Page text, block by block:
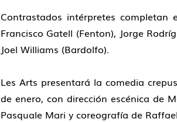
Contrastados intérpretes completan
Francisco Gatell (Fenton), Jorge
Joel Williams (Bardolfo).
Les Arts presentará la comedia
de enero, con dirección escénica de
Pasquale Mari y coreografía de